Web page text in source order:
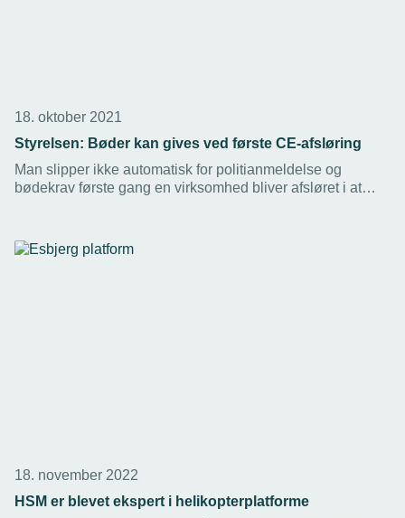
18. oktober 2021
Styrelsen: Bøder kan gives ved første CE-afsløring
Man slipper ikke automatisk for politianmeldelse og
bødekrav første gang en virksomhed bliver afsløret i at
Sikkerhedsstyrelsen over for Industri & Teknik.
18. november 2022
HSM er blevet ekspert i helikopterplatforme